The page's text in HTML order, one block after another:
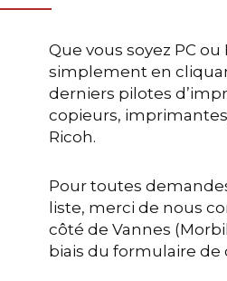
Que vous soyez PC
simplement en
derniers pilotes
copieurs,
Ricoh.
Pour toutes
liste, merci de nous
côté de Vannes
biais du formulaire de